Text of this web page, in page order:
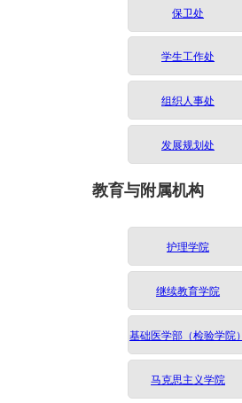
保卫处
学生工作处
组织人事处
发展规划处
教育与附属机构
护理学院
继续教育学院
基础医学部（检验学院）
马克思主义学院